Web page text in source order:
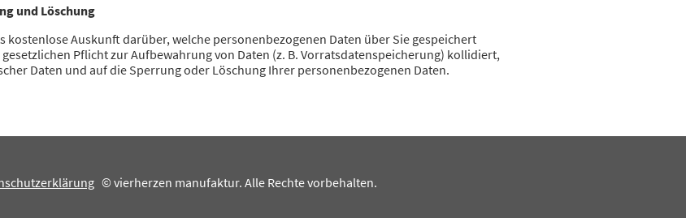
und Löschung
kostenlose Auskunft darüber, welche personenbezogenen Daten über Sie gespeichert
Pflicht zur Aufbewahrung von Daten (z. B. Vorratsdatenspeicherung) kollidiert,
Daten und auf die Sperrung oder Löschung Ihrer personenbezogenen Daten.
© vierherzen manufaktur. Alle Rechte vorbehalten.